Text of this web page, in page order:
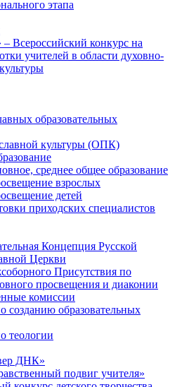
этапа
Всероссийский конкурс на
учителей в области духовно-
образовательных
культуры (ОПК)
среднее общее образование
взрослых
детей
приходских специалистов
Концепция Русской
Церкви
Присутствия по
просвещения и диаконии
комиссии
созданию образовательных
теологии
ДНК»
подвиг учителя»